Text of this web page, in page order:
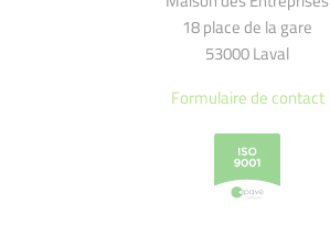
18 place de la gare
53000 Laval
Formulaire de contact